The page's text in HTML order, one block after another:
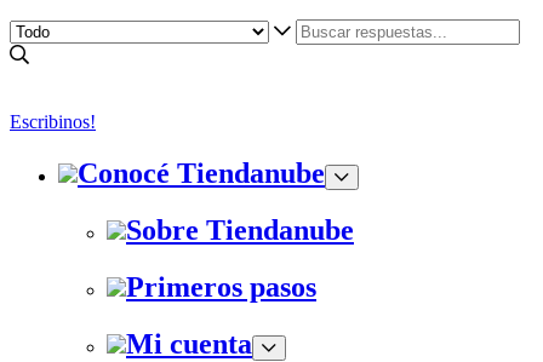
Escribinos!
Conocé Tiendanube
Sobre Tiendanube
Primeros pasos
Mi cuenta